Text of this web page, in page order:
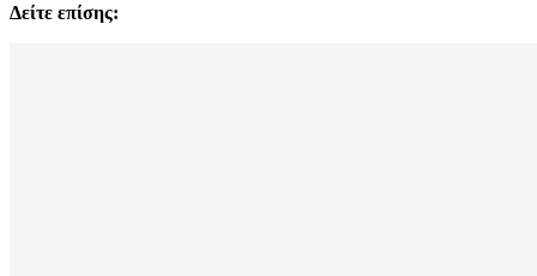
Δείτε επίσης: